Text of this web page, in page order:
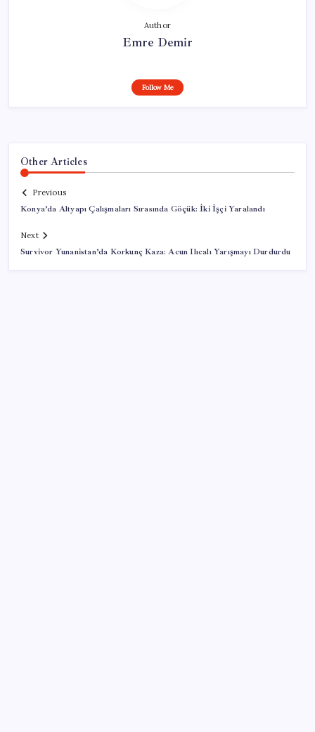
Author
Emre Demir
Follow Me
Other Articles
Previous
Konya’da Altyapı Çalışmaları Sırasında Göçük: İki İşçi Yaralandı
Next
Survivor Yunanistan’da Korkunç Kaza: Acun Ilıcalı Yarışmayı Durdurdu